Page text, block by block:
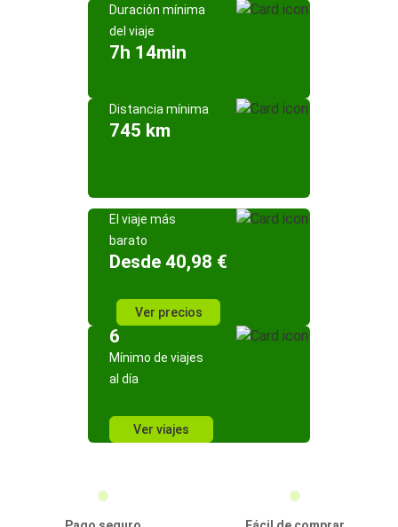
Duración mínima
del viaje
7h 14min
Distancia mínima
745 km
El viaje más
barato
Desde 40,98 €
Ver precios
6
Mínimo de viajes
al día
Ver viajes